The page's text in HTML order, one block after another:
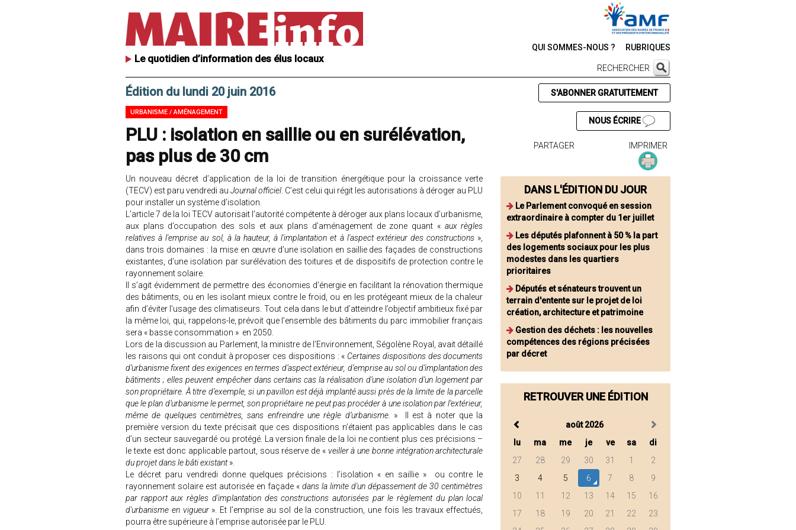
Le quotidien d’information des élus locaux
QUI SOMMES-NOUS ? RUBRIQUES
RECHERCHER
Édition du lundi 20 juin 2016
URBANISME / AMÉNAGEMENT
PLU : isolation en saillie ou en surélévation,
pas plus de 30 cm
Un nouveau décret d’application de la loi de transition énergétique pour la croissance verte
(TECV) est paru vendredi auJournal officiel . C’est celui qui régit les autorisations à déroger au PLU
pour installer un système d’isolation.
L’article 7 de la loi TECV autorisait l’autorité compétente à déroger aux plans locaux d’urbanisme,
aux plans d’occupation des sols et aux plans d’aménagement de zone quant « aux règles
relatives à l'emprise au sol, à la hauteur, à l'implantation et à l'aspect extérieur des constructions »,
dans trois domaines : la mise en œuvre d’une isolation en saillie des façades de constructions
existantes, d’une isolation par surélévation des toitures et de dispositifs de protection contre le
rayonnement solaire.
Il s’agit évidemment de permettre des économies d’énergie en facilitant la rénovation thermique
des bâtiments, ou en les isolant mieux contre le froid, ou en les protégeant mieux de la chaleur
afin d’éviter l’usage des climatiseurs. Tout cela dans le but d’atteindre l’objectif ambitieux fixé par
la même loi, qui, rappelons-le, prévoit que l’ensemble des bâtiments du parc immobilier français
sera « basse consommation » en 2050.
Lors de la discussion au Parlement, la ministre de l’Environnement, Ségolène Royal, avait détaillé
les raisons qui ont conduit à proposer ces dispositions : « Certaines dispositions des documents
d’urbanisme fixent des exigences en termes d’aspect extérieur, d’emprise au sol ou d’implantation des
bâtiments ; elles peuvent empêcher dans certains cas la réalisation d’une isolation d’un logement par
son propriétaire. À titre d’exemple, si un pavillon est déjà implanté aussi près de la limite de la parcelle
que le plan d’urbanisme le permet, son propriétaire ne peut pas procéder à une isolation par l’extérieur,
même de quelques centimètres, sans enfreindre une règle d’urbanisme.
» Il est à noter que la
première version du texte précisait que ces dispositions n’étaient pas applicables dans le cas
d’un secteur sauvegardé ou protégé. La version finale de la loi ne contient plus ces précisions –
le texte est donc applicable partout, sous réserve de « veiller à une bonne intégration architecturale
du projet dans le bâti existant».
Le décret paru vendredi donne quelques précisions : l’isolation « en saillie » ou contre le
rayonnement solaire est autorisée en façade «dans la limite d'un dépassement de 30 centimètres
par rapport aux règles d'implantation des constructions autorisées par le règlement du plan local
d'urbanisme en vigueur». Et l’emprise au sol de la construction, une fois les travaux effectués,
pourra être supérieure à l’emprise autorisée par le PLU.
S'ABONNER GRATUITEMENT
NOUS ÉCRIRE
PARTAGER IMPRIMER
DANS L'ÉDITION DU JOUR
Le Parlement convoqué en session
extraordinaire à compter du 1er juillet
Les députés plafonnent à 50 % la part
des logements sociaux pour les plus
modestes dans les quartiers
prioritaires
Députés et sénateurs trouvent un
terrain d'entente sur le projet de loi
création, architecture et patrimoine
Gestion des déchets : les nouvelles
compétences des régions précisées
par décret
RETROUVER UNE ÉDITION
août 2026
lu
ma me je ve sa
di
27
28 29 30 31 1
2
3
4 5 6 7 8
9
10
11 12 13 14 15
16
17
18 19 20 21 22
23